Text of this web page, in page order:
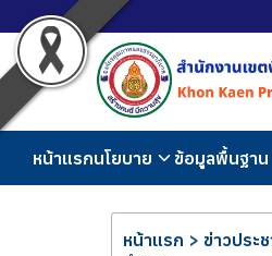
หน้าแรกนโยบาย ข้อมูลพื้นฐาน
หน้าแรก > ข่าวประ